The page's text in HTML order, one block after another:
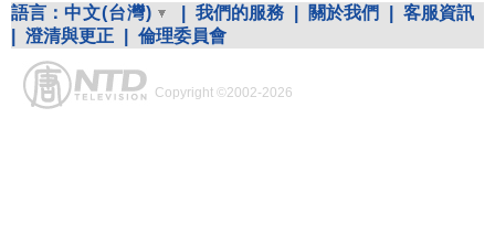
語言： 中文(台灣) 我們的服務 關於我們
客服資訊
澄清與更正 倫理委員會
Copyright ©2002-2026